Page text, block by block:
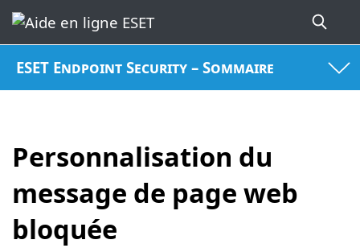
ESET Endpoint Security – Sommaire
Personnalisation du
message de page web
bloquée